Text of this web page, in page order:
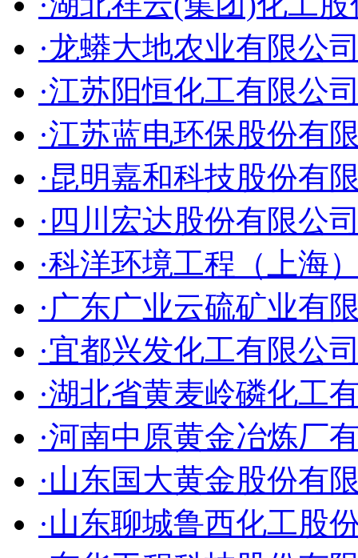
·龙蟒大地农业有限公
·江苏阳恒化工有限公
·江苏蓝电环保股份有
·昆明嘉和科技股份有
·四川宏达股份有限公
·科洋环境工程（上海
·广东广业云硫矿业有
·宜都兴发化工有限公
·湖北省黄麦岭磷化工
·河南中原黄金冶炼厂
·山东国大黄金股份有
·山东聊城鲁西化工股